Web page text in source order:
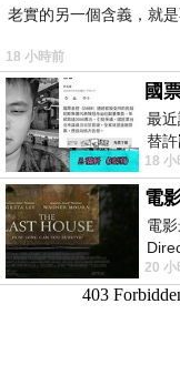
老實的另一個含義，就
18 小時前
最
替
其實
18 小
電
20 小